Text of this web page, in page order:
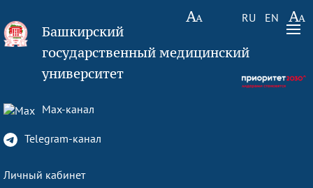
RU EN
Башкирский
государственный медицинский
университет
Max-канал
Telegram-канал
Личный кабинет